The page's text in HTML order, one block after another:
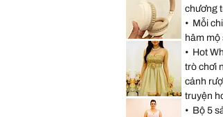
chương
• Mỗi
hâm mộ
• Hot
trò chơi
cảnh
truyện
• Bộ 5
Chocolate
Liqueur
Liquor
Bottles
073026
Lenovo
Wireless
Bluetooth
Headphones
with
Headwear
Earmuffs
Speechless
Sleeveless